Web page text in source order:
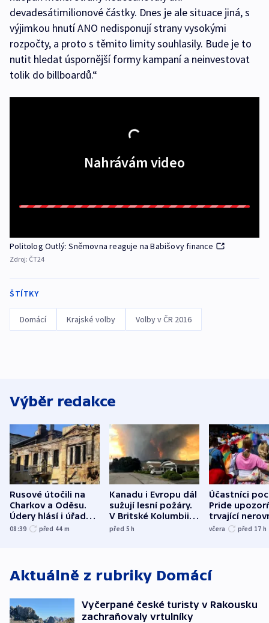
devadesátimilionové částky. Dnes je ale situace jiná, s
výjimkou hnutí ANO nedisponují strany vysokými
rozpočty, a proto s těmito limity souhlasily. Bude je to
nutit hledat úspornější formy kampaní a neinvestovat
tolik do billboardů.“
Nahrávám video
Politolog Outlý: Sněmovna reaguje na Babišovy finance
Zdroj: ČT24
ŠTÍTKY
Domácí Krajské volby Volby v ČR 2016
Výběr redakce
Rusové útočili na
Charkov a Oděsu.
Údery hlásí i úřady v
Bělgorodu
08:39 před 44 m
Kanadu i Evropu dál
sužují lesní požáry.
V Britské Kolumbii
evakuovali tisíce lidí
před 5h
Účastníci
Pride
trvající
včera před 17 h
Aktuálně z rubriky Domácí
Vyčerpané české turisty v Rakousku
zachraňovaly vrtulníky